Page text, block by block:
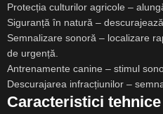
Protecția culturilor agricole –
Siguranță în natură –
Semnalizare sonoră – localizare
de urgență.
Antrenamente canine – stimul
Descurajarea infracțiunilor –
Caracteristici tehnice